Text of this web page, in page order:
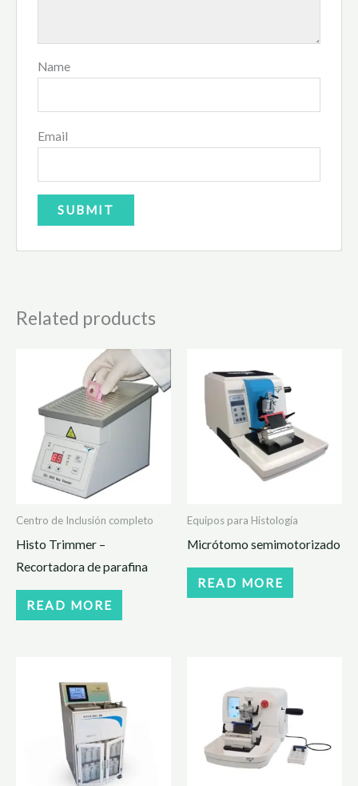
Name
Email
Related products
Centro de Inclusión completo
Histo Trimmer –
Recortadora de parafina
READ MORE
Equipos para Histología
Micrótomo semimotorizado
READ MORE